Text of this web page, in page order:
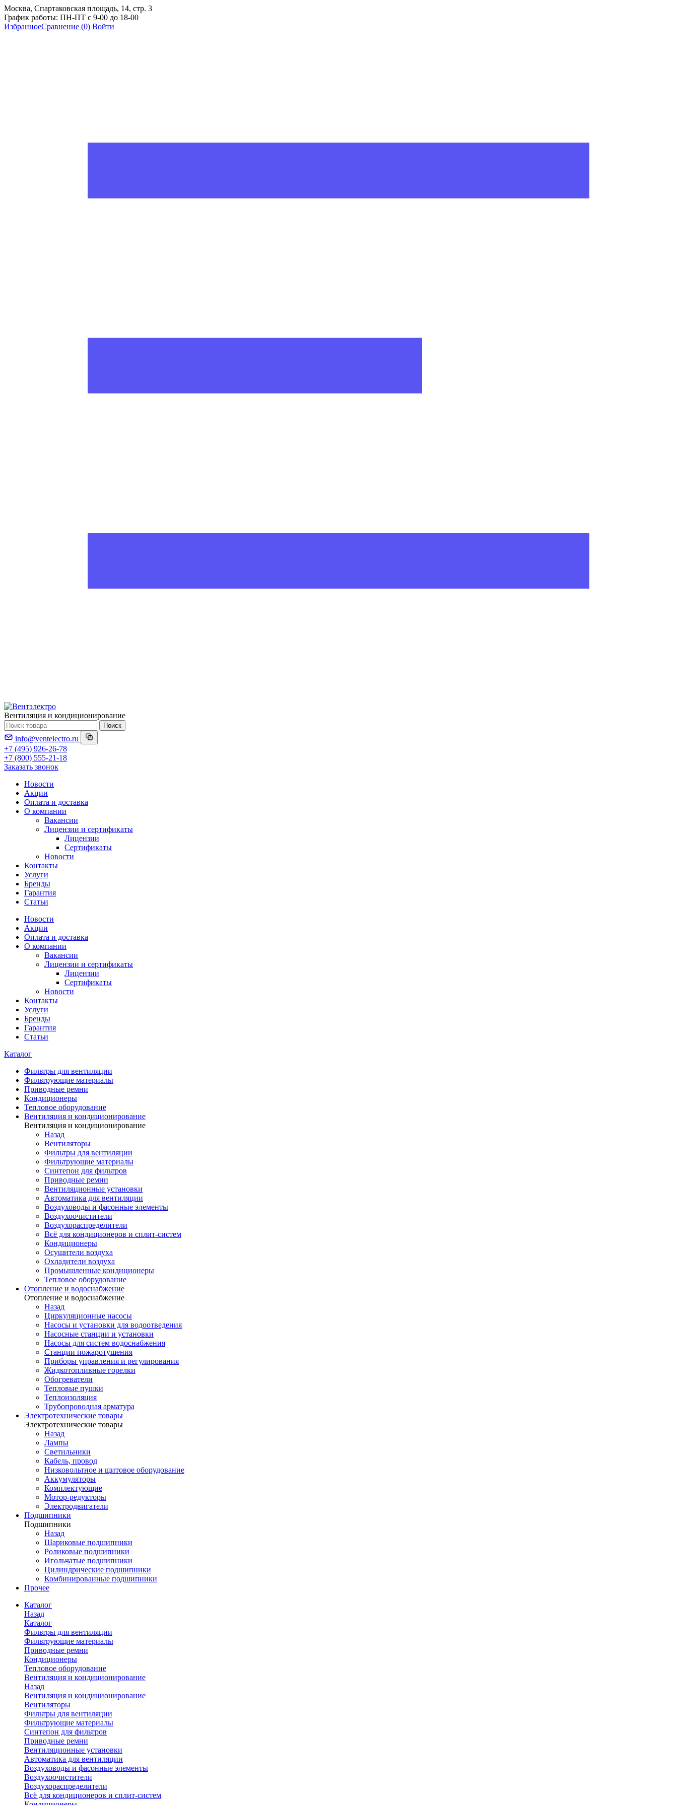
Москва, Спартаковская площадь, 14, стр. 3
График работы: ПН-ПТ с 9-00 до 18-00
ИзбранноеСравнение (0) Войти
Вентиляция и кондиционирование
Поиск
info@ventelectro.ru
+7 (495) 926-26-78
+7 (800) 555-21-18
Заказать звонок
Новости
Акции
Оплата и доставка
О компании
Вакансии
Лицензии и сертификаты
Лицензии
Сертификаты
Новости
Контакты
Услуги
Бренды
Гарантия
Статьи
Новости
Акции
Оплата и доставка
О компании
Вакансии
Лицензии и сертификаты
Лицензии
Сертификаты
Новости
Контакты
Услуги
Бренды
Гарантия
Статьи
Каталог
Фильтры для вентиляции
Фильтрующие материалы
Приводные ремни
Кондиционеры
Тепловое оборудование
Вентиляция и кондиционирование
Вентиляция и кондиционирование
Назад
Вентиляторы
Фильтры для вентиляции
Фильтрующие материалы
Синтепон для фильтров
Приводные ремни
Вентиляционные установки
Автоматика для вентиляции
Воздуховоды и фасонные элементы
Воздухоочистители
Воздухораспределители
Всё для кондиционеров и сплит-систем
Кондиционеры
Осушители воздуха
Охладители воздуха
Промышленные кондиционеры
Тепловое оборудование
Отопление и водоснабжение
Отопление и водоснабжение
Назад
Циркуляционные насосы
Насосы и установки для водоотведения
Насосные станции и установки
Насосы для систем водоснабжения
Станции пожаротушения
Приборы управления и регулирования
Жидкотопливные горелки
Обогреватели
Тепловые пушки
Теплоизоляция
Трубопроводная арматура
Электротехнические товары
Электротехнические товары
Назад
Лампы
Светильники
Кабель, провод
Низковольтное и щитовое оборудование
Аккумуляторы
Комплектующие
Мотор-редукторы
Электродвигатели
Подшипники
Подшипники
Назад
Шариковые подшипники
Роликовые подшипники
Игольчатые подшипники
Цилиндрические подшипники
Комбинированные подшипники
Прочее
Каталог
Назад
Каталог
Фильтры для вентиляции
Фильтрующие материалы
Приводные ремни
Кондиционеры
Тепловое оборудование
Вентиляция и кондиционирование
Назад
Вентиляция и кондиционирование
Вентиляторы
Фильтры для вентиляции
Фильтрующие материалы
Синтепон для фильтров
Приводные ремни
Вентиляционные установки
Автоматика для вентиляции
Воздуховоды и фасонные элементы
Воздухоочистители
Воздухораспределители
Всё для кондиционеров и сплит-систем